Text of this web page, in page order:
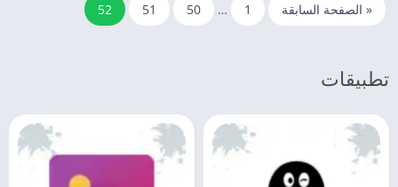
« الصفحة السابقة 1
…
50
51
52
تطبيقات